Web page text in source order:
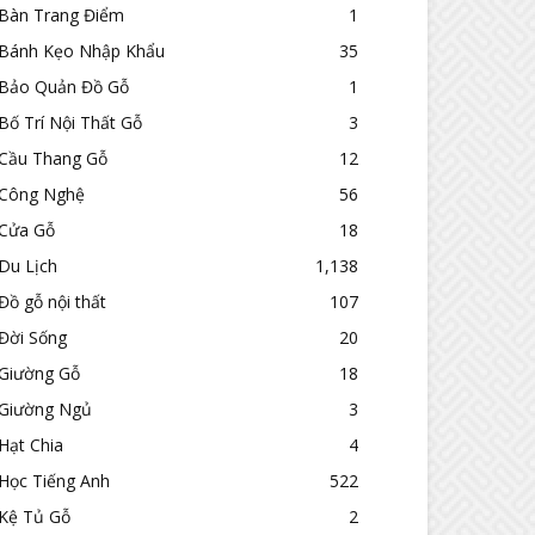
Trang Điểm
1
Kẹo Nhập Khẩu
35
Quản Đồ Gỗ
1
Trí Nội Thất Gỗ
3
Thang Gỗ
12
Nghệ
56
Gỗ
18
Lịch
1,138
gỗ nội thất
107
Sống
20
Gỗ
18
Ngủ
3
Chia
4
Tiếng Anh
522
Tủ Gỗ
2